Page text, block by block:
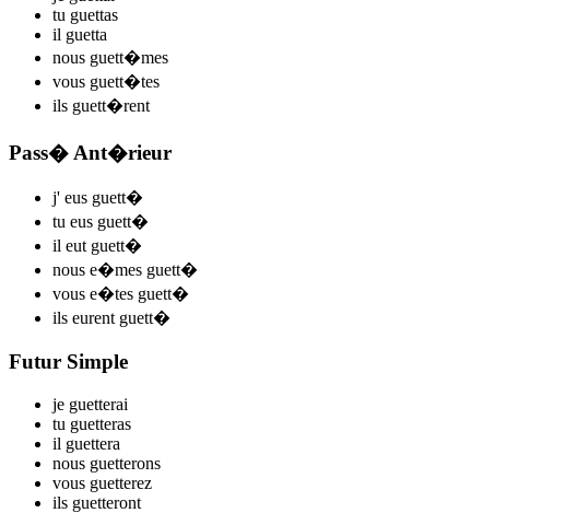
tu guettas
il guetta
nous guett�mes
vous guett�tes
ils guett�rent
Pass� Ant�rieur
j' eus guett�
tu eus guett�
il eut guett�
nous e�mes guett�
vous e�tes guett�
ils eurent guett�
Futur Simple
je guetterai
tu guetteras
il guettera
nous guetterons
vous guetterez
ils guetteront